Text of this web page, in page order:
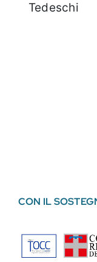
Tedeschi
CON IL